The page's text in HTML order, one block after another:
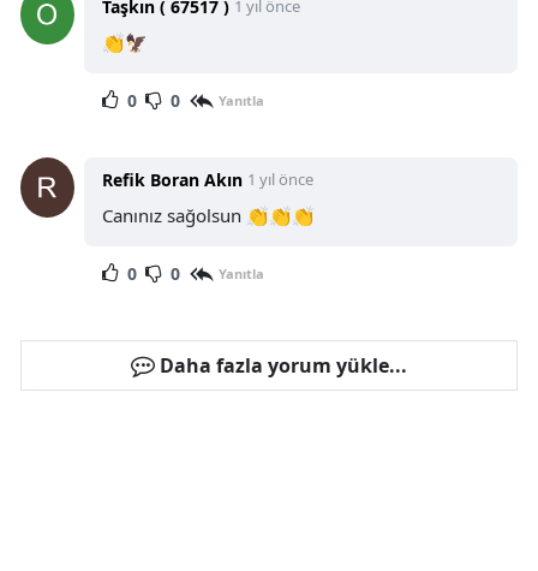
Taşkın ( 67517 ) 1 yıl önce
👏🦅
0 0 Yanıtla
Refik Boran Akın 1 yıl önce
Canınız sağolsun 👏👏👏
0 0 Yanıtla
Daha fazla yorum yükle...